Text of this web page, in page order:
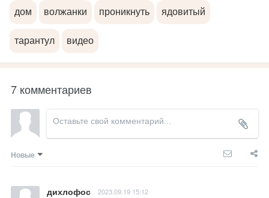
дом волжанки проникнуть ядовитый
тарантул видео
7 комментариев
Новые
дихлофос 2023.09.19 15:12